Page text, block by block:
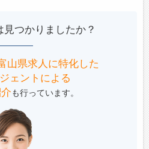
つかりましたか？
山県求人に特化した
ェントによる
も行っています。